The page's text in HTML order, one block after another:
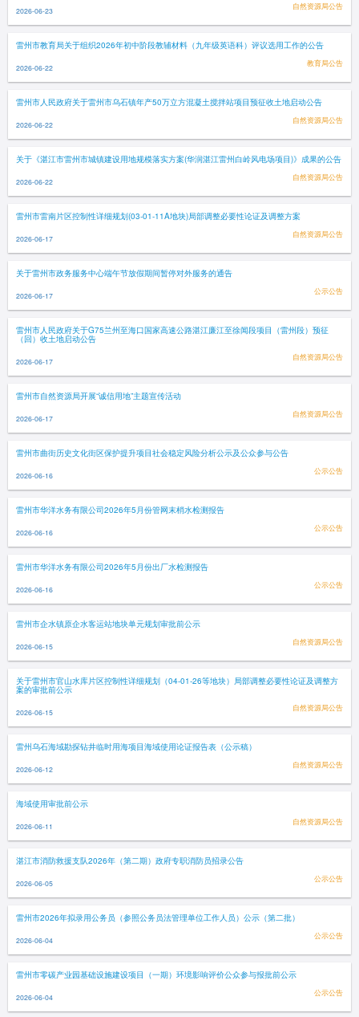
2026-06-23 自然资源局公告
雷州市教育局关于组织2026年初中阶段教辅材料（九年级英语科）评议选用工作的公告
2026-06-22 教育局公告
雷州市人民政府关于雷州市乌石镇年产50万立方混凝土搅拌站项目预征收土地启动公告
2026-06-22 自然资源局公告
关于《湛江市雷州市城镇建设用地规模落实方案(华润湛江雷州白岭风电场项目)》成果的公告
2026-06-22 自然资源局公告
雷州市雷南片区控制性详细规划(03-01-11A地块)局部调整必要性论证及调整方案
2026-06-17 自然资源局公告
关于雷州市政务服务中心端午节放假期间暂停对外服务的通告
2026-06-17 公示公告
雷州市人民政府关于G75兰州至海口国家高速公路湛江廉江至徐闻段项目（雷州段）预征
（回）收土地启动公告
2026-06-17 自然资源局公告
雷州市自然资源局开展“诚信用地”主题宣传活动
2026-06-17 自然资源局公告
雷州市曲街历史文化街区保护提升项目社会稳定风险分析公示及公众参与公告
2026-06-16 公示公告
雷州市华洋水务有限公司2026年5月份管网末梢水检测报告
2026-06-16 公示公告
雷州市华洋水务有限公司2026年5月份出厂水检测报告
2026-06-16 公示公告
雷州市企水镇原企水客运站地块单元规划审批前公示
2026-06-15 自然资源局公告
关于雷州市官山水库片区控制性详细规划（04-01-26等地块）局部调整必要性论证及调整方
案的审批前公示
2026-06-15 自然资源局公告
雷州乌石海域勘探钻井临时用海项目海域使用论证报告表（公示稿）
2026-06-12 自然资源局公告
海域使用审批前公示
2026-06-11 自然资源局公告
湛江市消防救援支队2026年（第二期）政府专职消防员招录公告
2026-06-05 公示公告
雷州市2026年拟录用公务员（参照公务员法管理单位工作人员）公示（第二批）
2026-06-04 公示公告
雷州市零碳产业园基础设施建设项目（一期）环境影响评价公众参与报批前公示
2026-06-04 公示公告